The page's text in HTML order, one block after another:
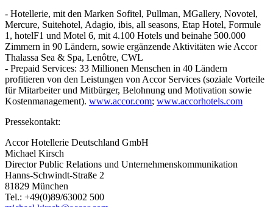
- Hotellerie, mit den Marken Sofitel, Pullman, MGallery, Novotel,
Mercure, Suitehotel, Adagio, ibis, all seasons, Etap Hotel, Formule
1, hotelF1 und Motel 6, mit 4.100 Hotels und beinahe 500.000
Zimmern in 90 Ländern, sowie ergänzende Aktivitäten wie Accor
Thalassa Sea & Spa, Lenôtre, CWL
- Prepaid Services: 33 Millionen Menschen in 40 Ländern
profitieren von den Leistungen von Accor Services (soziale Vorteile
für Mitarbeiter und Mitbürger, Belohnung und Motivation sowie
Kostenmanagement). www.accor.com; www.accorhotels.com
Pressekontakt:
Accor Hotellerie Deutschland GmbH
Michael Kirsch
Director Public Relations und Unternehmenskommunikation
Hanns-Schwindt-Straße 2
81829 München
Tel.: +49(0)89/63002 500